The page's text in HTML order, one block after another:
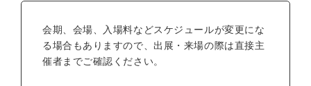
会期、会場、入場料などスケジュールが変更にな
る場合もありますので、出展・来場の際は直接主
催者までご確認ください。